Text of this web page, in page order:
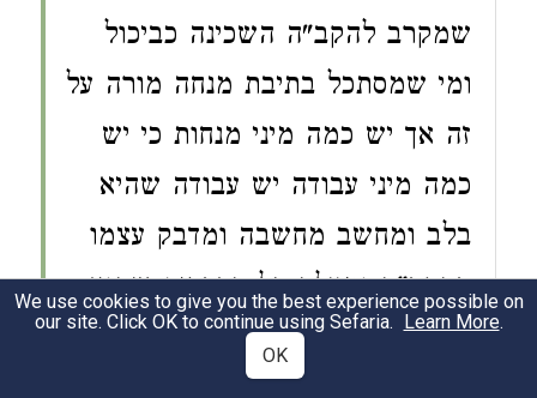
שמקרב להקב"ה השכינה כביכול
ומי שמסתכל בתיבת מנחה מורה על
זה אך יש כמה מיני מנחות כי יש
כמה מיני עבודה יש עבודה שהיא
בלב ומחשב מחשבה ומדבק עצמו
בהקב"ה ומעלה כל הדברים שהוא
רואה במחשבה להקב"ה ויש
We use cookies to give you the best experience possible on
our site. Click OK to continue using Sefaria. Learn More.
OK